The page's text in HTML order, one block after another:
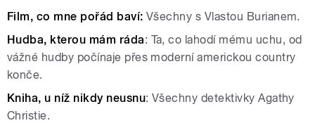
Film, co mne pořád baví: Všechny s Vlastou Burianem.
Hudba, kterou mám ráda: Ta, co lahodí mému uchu, od
vážné hudby počínaje přes moderní americkou country
konče.
Kniha, u níž nikdy neusnu: Všechny detektivky Agathy
Christie.